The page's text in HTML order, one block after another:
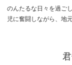
のんたるな日々を過ご
児に奮闘しながら、地